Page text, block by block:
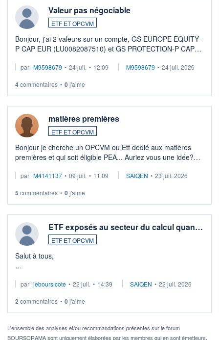
Valeur pas négociable
ETF ET OPCVM
Bonjour, j'ai 2 valeurs sur un compte, GS EUROPE EQUITY-
P CAP EUR (LU0082087510) et GS PROTECTION-P CAP
veux procéder à la vente, on me signale ...
par M9598679 • 24 juil. • 12:09 M9598679 • 24 juil. 2026
4commentaires • 0j'aime
matières premières
ETF ET OPCVM
Bonjour je cherche un OPCVM ou Etf dédié aux matières
premières et qui soit éligible PEA... Auriez vous une idée?
par M4141137 • 09 juil. • 11:09 SAIQEN • 23 juil. 2026
5 commentaires • 0j'aime
ETF exposés au secteur du calcul quan…
ETF ET OPCVM
Salut à tous,
via un ETF plutôt que des actions individuelles.
Idéalement, je voudrais qu'il soit éligible au PEA.
Pour l' ...
par jeboursicote • 22 juil. • 14:39 SAIQEN • 22 juil. 2026
2 commentaires • 0j'aime
L'ensemble des analyses et/ou recommandations présentes sur le forum
BOURSORAMA sont uniquement élaborées par les membres qui en sont émetteurs.